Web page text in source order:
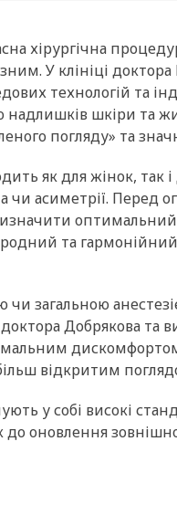
хірургічна
У клініці
технологій та
шкіри та
погляду» та
як для жінок, так
чи асиметрії. Перед
та
загальною
Добрякова
відкритим
у собі високі
оновлення